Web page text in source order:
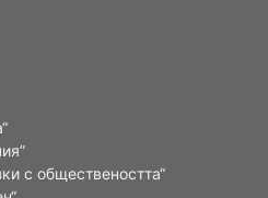
с обществеността“